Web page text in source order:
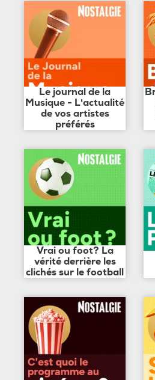
Le journal de la
Musique - L'actualité
de vos artistes
préférés
Vrai ou foot? La
vérité derrière les
clichés sur le football